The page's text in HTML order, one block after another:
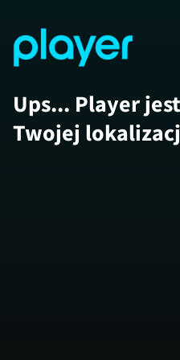
Ups... Player
Twojej